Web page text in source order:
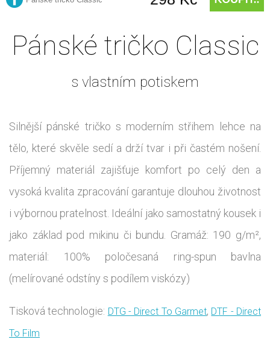
Pánské tričko Classic
s vlastním potiskem
Silnější pánské tričko s moderním střihem lehce na
tělo, které skvěle sedí a drží tvar i při častém nošení.
Příjemný materiál zajišťuje komfort po celý den a
vysoká kvalita zpracování garantuje dlouhou životnost
i výbornou pratelnost. Ideální jako samostatný kousek i
jako základ pod mikinu či bundu. Gramáž: 190 g/m²,
materiál: 100% poločesaná ring-spun bavlna
(melírované odstíny s podílem viskózy)
Tisková technologie: DTG - Direct To Garmet, DTF - Direct
To Film